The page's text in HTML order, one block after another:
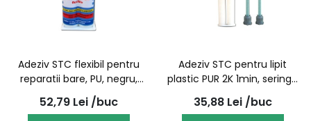
Adeziv STC flexibil pentru
reparatii bare, PU, negru,
tub dublu, 50ml
52,79 Lei /buc
Adeziv STC pentru lipit
plastic PUR 2K 1min, seringa
dubla + 2 mixere 25g
35,88 Lei /buc